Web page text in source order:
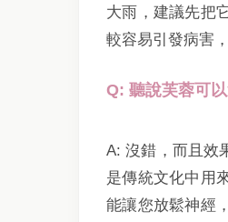
大雨，建議先把
較容易引發病害
Q: 聽說芙蓉可
A: 沒錯，而且效
是傳統文化中用
能讓您放鬆神經